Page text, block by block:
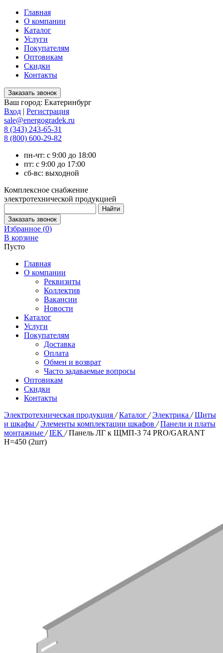
Главная
О компании
Каталог
Услуги
Покупателям
Оптовикам
Скидки
Контакты
Ваш город: Екатеринбург
Вход | Регистрация
sale@energogradek.ru
8 (343) 243-65-31
8 (800) 600-29-82
пн-чт: с 9:00 до 18:00
пт: с 9:00 до 17:00
сб-вс: выходной
Комплексное снабжение
электротехнической продукцией
Избранное (0)
В корзине
Пусто
Главная
О компании
Реквизиты
Коллектив
Вакансии
Новости
Каталог
Услуги
Покупателям
Доставка
Оплата
Обмен и возврат
Часто задаваемые вопросы
Оптовикам
Скидки
Контакты
Электротехническая продукция / Каталог / Электрика / Щиты
и шкафы / Элементы комплектации шкафов / Панели и платы
монтажные / IEK / Панель ЛГ к ЩМП-3 74 PRO/GARANT
H=450 (2шт)